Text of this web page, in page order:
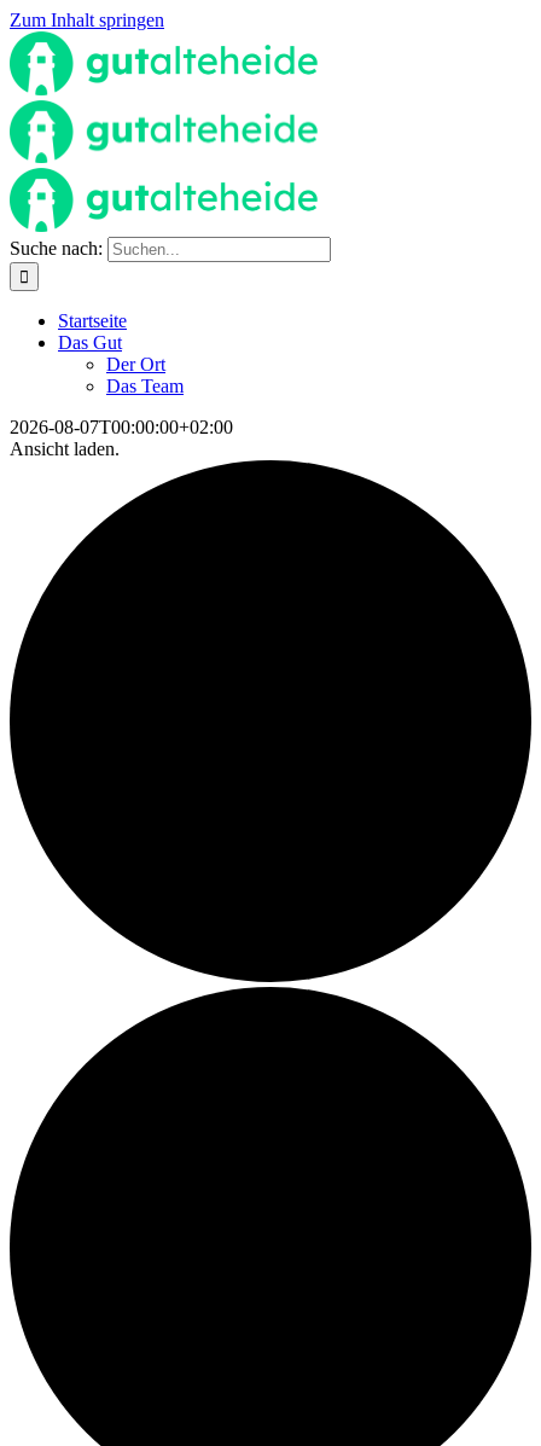
Zum Inhalt springen
Suche nach:
Startseite
Das Gut
Der Ort
Das Team
2026-08-07T00:00:00+02:00
Ansicht laden.